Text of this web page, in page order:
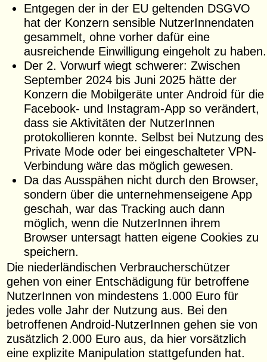
Entgegen der in der EU geltenden DSGVO
hat der Konzern sensible NutzerInnendaten
gesammelt, ohne vorher dafür eine
ausreichende Einwilligung eingeholt zu haben.
Der 2. Vorwurf wiegt schwerer: Zwischen
September 2024 bis Juni 2025 hätte der
Konzern die Mobilgeräte unter Android für die
Facebook- und Instagram-App so verändert,
dass sie Aktivitäten der NutzerInnen
protokollieren konnte. Selbst bei Nutzung des
Private Mode oder bei eingeschalteter VPN-
Verbindung wäre das möglich gewesen.
Da das Ausspähen nicht durch den Browser,
sondern über die unternehmenseigene App
geschah, war das Tracking auch dann
möglich, wenn die NutzerInnen ihrem
Browser untersagt hatten eigene Cookies zu
speichern.
Die niederländischen Verbraucherschützer
gehen von einer Entschädigung für betroffene
NutzerInnen von mindestens 1.000 Euro für
jedes volle Jahr der Nutzung aus. Bei den
betroffenen Android-NutzerInnen gehen sie von
zusätzlich 2.000 Euro aus, da hier vorsätzlich
eine explizite Manipulation stattgefunden hat.